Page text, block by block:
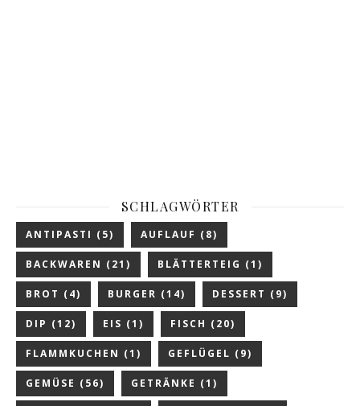
SCHLAGWÖRTER
ANTIPASTI (5) AUFLAUF (8)
BACKWAREN (21) BLÄTTERTEIG (1)
BROT (4) BURGER (14) DESSERT (9)
DIP (12) EIS (1) FISCH (20)
FLAMMKUCHEN (1) GEFLÜGEL (9)
GEMÜSE (56) GETRÄNKE (1)